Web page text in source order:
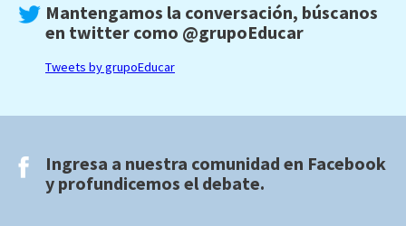
Mantengamos la conversación, búscanos
en twitter como @grupoEducar
Tweets by grupoEducar
Ingresa a nuestra comunidad en Facebook
y profundicemos el debate.